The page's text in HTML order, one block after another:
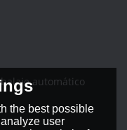
automático
the best possible
user